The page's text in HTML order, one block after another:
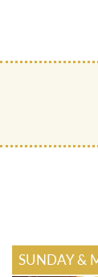
SUNDAY &